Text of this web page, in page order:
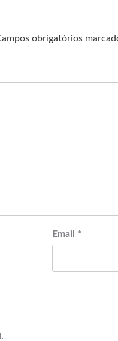
obrigatórios
Email *